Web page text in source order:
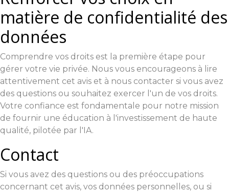
matière de confidentialité des
données
Comprendre vos droits est la première étape pour
gérer votre vie privée. Nous vous encourageons à lire
attentivement cet avis et à nous contacter si vous avez
des questions ou souhaitez exercer l'un de vos droits.
Votre confiance est fondamentale pour notre mission
de fournir une éducation à l'investissement de haute
qualité, pilotée par l'IA.
Contact
Si vous avez des questions ou des préoccupations
concernant cet avis, vos données personnelles, ou si